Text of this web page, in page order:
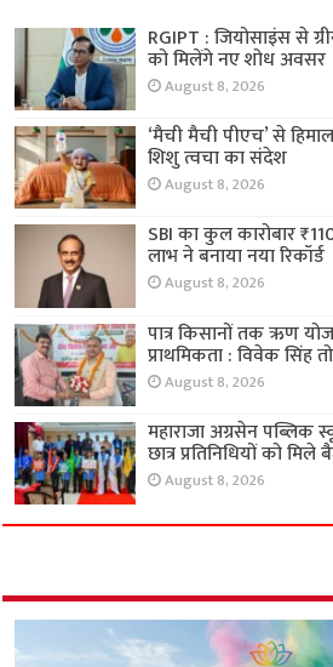
RGIPT : जियोसाइंस से
को मिलेंगे नए शोध अवसर
August 8, 2026
‘मैची मैची पीएच’ से
शिशु त्वचा का संदेश
August 8, 2026
SBI का कुल कारोबार
लाभ ने बनाया नया रिकॉर्ड
August 8, 2026
पात्र किसानों तक ऋण
प्राथमिकता : विवेक सिंह
August 8, 2026
महाराजा अग्रसेन
छात्र प्रतिनिधियों को मिले
August 8, 2026